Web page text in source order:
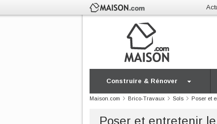
Construire & Rénover
Maison.com Brico-Travaux Sols Poser et
Poser et entretenir